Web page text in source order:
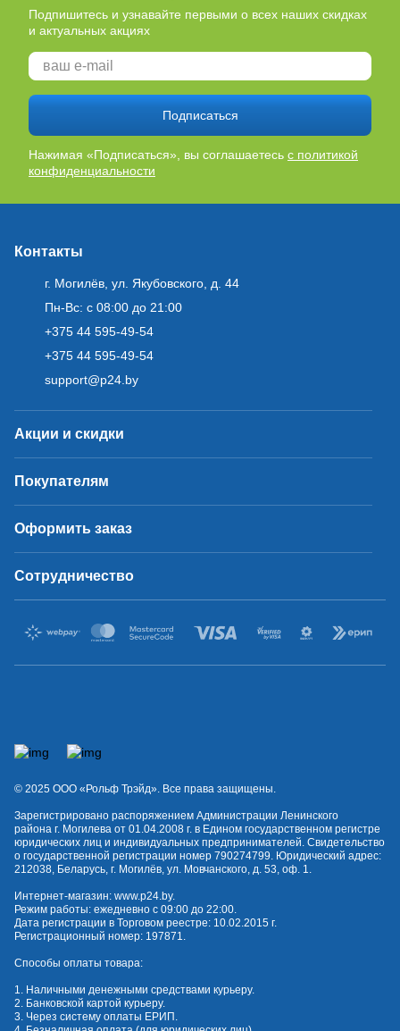
Подпишитесь и узнавайте первыми о всех наших скидках
и актуальных акциях
Подписаться
Нажимая «Подписаться», вы соглашаетесь с политикой
конфиденциальности
Контакты
г. Могилёв, ул. Якубовского, д. 44
Пн-Вс: с 08:00 до 21:00
+375 44 595-49-54
+375 44 595-49-54
support@p24.by
Акции и скидки
Покупателям
Оформить заказ
Сотрудничество
© 2025 OOO «Рольф Трэйд». Все права защищены.
Зарегистрировано распоряжением Администрации Ленинского
района г. Могилева от 01.04.2008 г. в Едином государственном регистре
юридических лиц и индивидуальных предпринимателей. Свидетельство
о государственной регистрации номер 790274799. Юридический адрес:
212038, Беларусь, г. Могилёв, ул. Мовчанского, д. 53, оф. 1.
Интернет-магазин: www.p24.by.
Режим работы: ежедневно с 09:00 до 22:00.
Дата регистрации в Торговом реестре: 10.02.2015 г.
Регистрационный номер: 197871.
Способы оплаты товара:
1. Наличными денежными средствами курьеру.
2. Банковской картой курьеру.
3. Через систему оплаты ЕРИП.